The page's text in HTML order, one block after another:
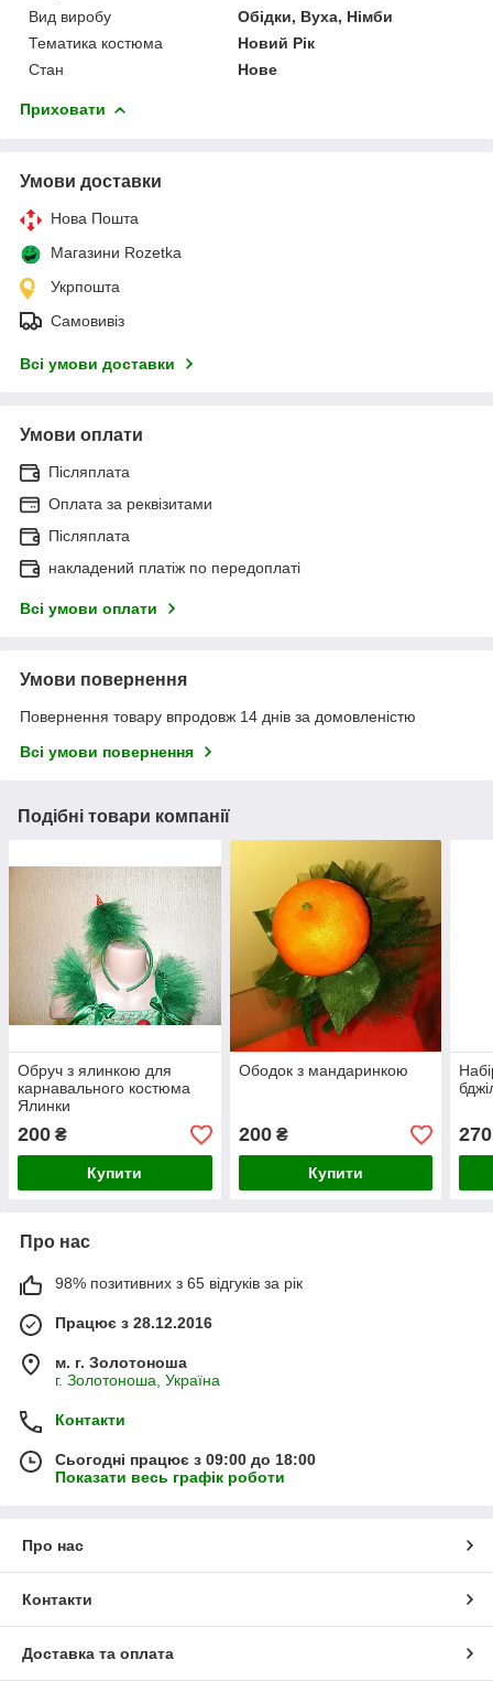
Вид виробу
Обідки, Вуха, Німби
Тематика костюма
Новий Рік
Стан
Нове
Приховати
Умови доставки
Нова Пошта
Магазини Rozetka
Укрпошта
Самовивіз
Всі умови доставки
Умови оплати
Післяплата
Оплата за реквізитами
Післяплата
накладений платіж по передоплаті
Всі умови оплати
Умови повернення
Повернення товару впродовж 14 днів за домовленістю
Всі умови повернення
Подібні товари компанії
Обруч з ялинкою для
карнавального костюма
Ялинки
200 ₴
Купити
Ободок з мандаринкою
200₴
Купити
270
Про нас
98% позитивних з 65 відгуків за рік
Працює з 28.12.2016
м. г. Золотоноша
г. Золотоноша, Україна
Контакти
Сьогодні працює з 09:00 до 18:00
Показати весь графік роботи
Про нас
Контакти
Доставка та оплата